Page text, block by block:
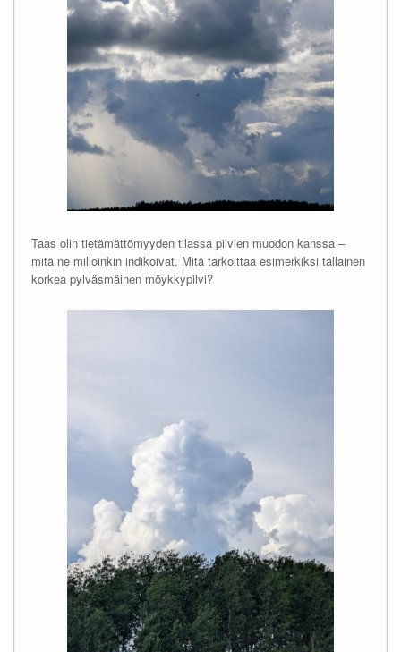
Taas olin tietämättömyyden tilassa pilvien muodon kanssa –
mitä ne milloinkin indikoivat. Mitä tarkoittaa esimerkiksi tällainen
korkea pylväsmäinen möykkypilvi?